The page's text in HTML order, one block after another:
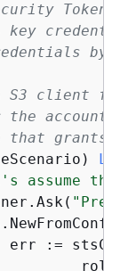
Token
by
S3 client
account.
grants
assume
"Press
err :=